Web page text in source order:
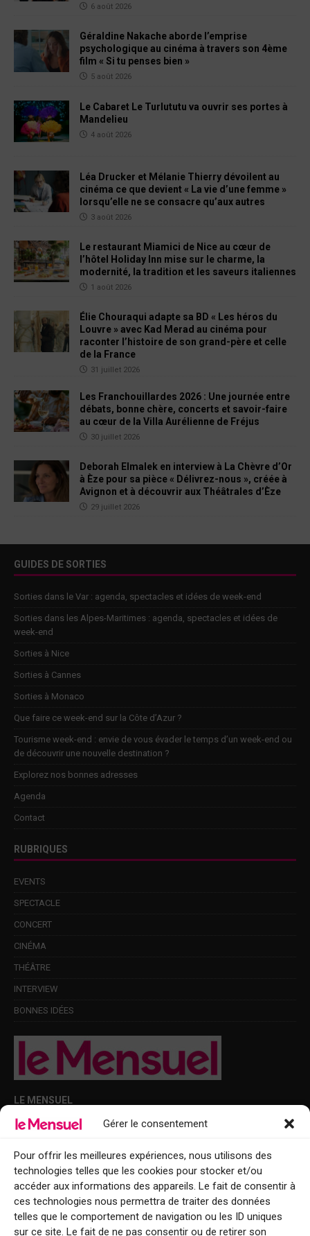
Gérer le consentement
Pour offrir les meilleures expériences, nous utilisons des
technologies telles que les cookies pour stocker et/ou
accéder aux informations des appareils. Le fait de consentir à
ces technologies nous permettra de traiter des données
telles que le comportement de navigation ou les ID uniques
sur ce site. Le fait de ne pas consentir ou de retirer son
6 août 2026
Géraldine Nakache aborde l’emprise
psychologique au cinéma à travers son 4ème
film « Si tu penses bien »
5 août 2026
Le Cabaret Le Turlututu va ouvrir ses portes à
Mandelieu
4 août 2026
Léa Drucker et Mélanie Thierry dévoilent au
cinéma ce que devient « La vie d’une femme »
lorsqu’elle ne se consacre qu’aux autres
3 août 2026
Le restaurant Miamici de Nice au cœur de
l’hôtel Holiday Inn mise sur le charme, la
modernité, la tradition et les saveurs italiennes
1 août 2026
Élie Chouraqui adapte sa BD « Les héros du
Louvre » avec Kad Merad au cinéma pour
raconter l’histoire de son grand-père et celle
de la France
31 juillet 2026
Les Franchouillardes 2026 : Une journée entre
débats, bonne chère, concerts et savoir-faire
au cœur de la Villa Aurélienne de Fréjus
30 juillet 2026
Deborah Elmalek en interview à La Chèvre d’Or
à Èze pour sa pièce « Délivrez-nous », créée à
Avignon et à découvrir aux Théâtrales d’Èze
29 juillet 2026
GUIDES DE SORTIES
Sorties dans le Var : agenda, spectacles et idées de week-end
Sorties dans les Alpes-Maritimes : agenda, spectacles et idées de
week-end
Sorties à Nice
Sorties à Cannes
Sorties à Monaco
Que faire ce week-end sur la Côte d’Azur ?
Tourisme week-end : envie de vous évader le temps d’un week-end ou
de découvrir une nouvelle destination ?
Explorez nos bonnes adresses
Agenda
Contact
RUBRIQUES
EVENTS
SPECTACLE
CONCERT
CINÉMA
THÉÂTRE
INTERVIEW
BONNES IDÉES
LE MENSUEL
Points de diffusion Var et Alpes-Maritimes : oû trouver Le Mensuel ?
Le Mensuel en PDF : consultez le magazine en ligne
Qui sommes-nous ?
BFM Top Sorties
EVENT